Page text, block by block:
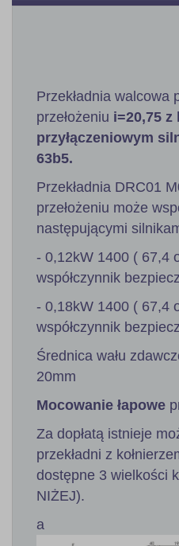
Przekładnia walcowa
przełożeniu i=20,75 z
przyłączeniowym
63b5.
Przekładnia DRC01
przełożeniu może
następującymi
- 0,12kW 1400 ( 67,4
współczynnik
- 0,18kW 1400 ( 67,4
współczynnik
Średnica wału
20mm
Mocowanie łapowe
Za dopłatą istnieje
przekładni z
dostępne 3 wielkości
NIŻEJ).
a